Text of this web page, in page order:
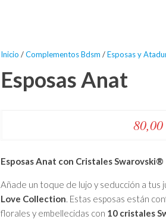
Inicio /Complementos Bdsm /Esposas y
Esposas Anat
80,00
Esposas Anat con Cristales
Añade un toque de lujo y seducción a tus
Love Collection. Estas esposas están
florales y embellecidas con 10 cristales